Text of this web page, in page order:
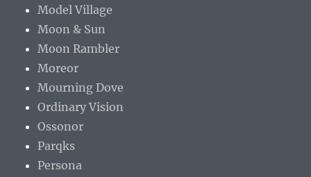
Model Village
Moon & Sun
Moon Rambler
Moreor
Mourning Dove
Ordinary Vision
Ossonor
Parqks
Persona